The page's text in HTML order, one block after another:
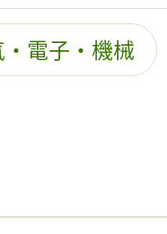
・電子・機械